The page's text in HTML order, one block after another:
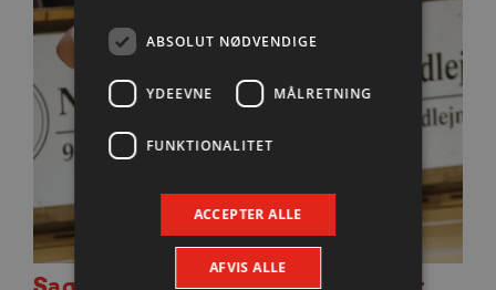
ABSOLUT NØDVENDIGE
YDEEVNE MÅLRETNING
FUNKTIONALITET
ACCEPTER ALLE
AFVIS ALLE